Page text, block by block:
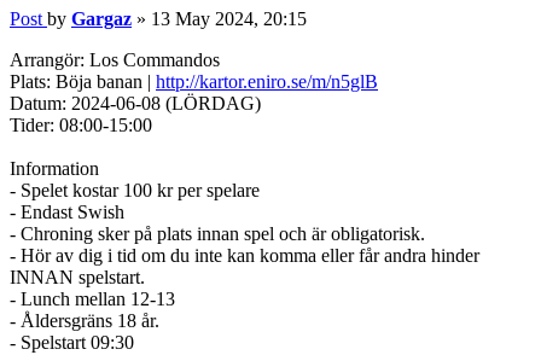
Post by Gargaz » 13 May 2024, 20:15
Arrangör: Los Commandos
Plats: Böja banan | http://kartor.eniro.se/m/n5glB
Datum: 2024-06-08 (LÖRDAG)
Tider: 08:00-15:00
Information
- Spelet kostar 100 kr per spelare
- Endast Swish
- Chroning sker på plats innan spel och är obligatorisk.
- Hör av dig i tid om du inte kan komma eller får andra hinder
INNAN spelstart.
- Lunch mellan 12-13
- Åldersgräns 18 år.
- Spelstart 09:30